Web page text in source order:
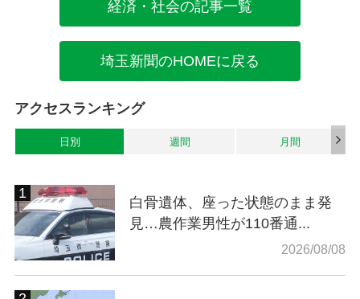
経済・社会の記事一覧
埼玉新聞のHOMEに戻る
アクセスランキング
日別 週間 月間
白骨遺体、座った状態のまま発
見…農作業男性が110番通...
2026/08/08